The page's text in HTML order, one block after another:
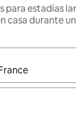
para estadías
casa durante
disponibles,